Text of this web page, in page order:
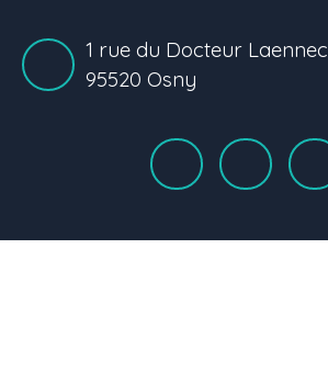
1 rue du Docteur Laennec
95520 Osny